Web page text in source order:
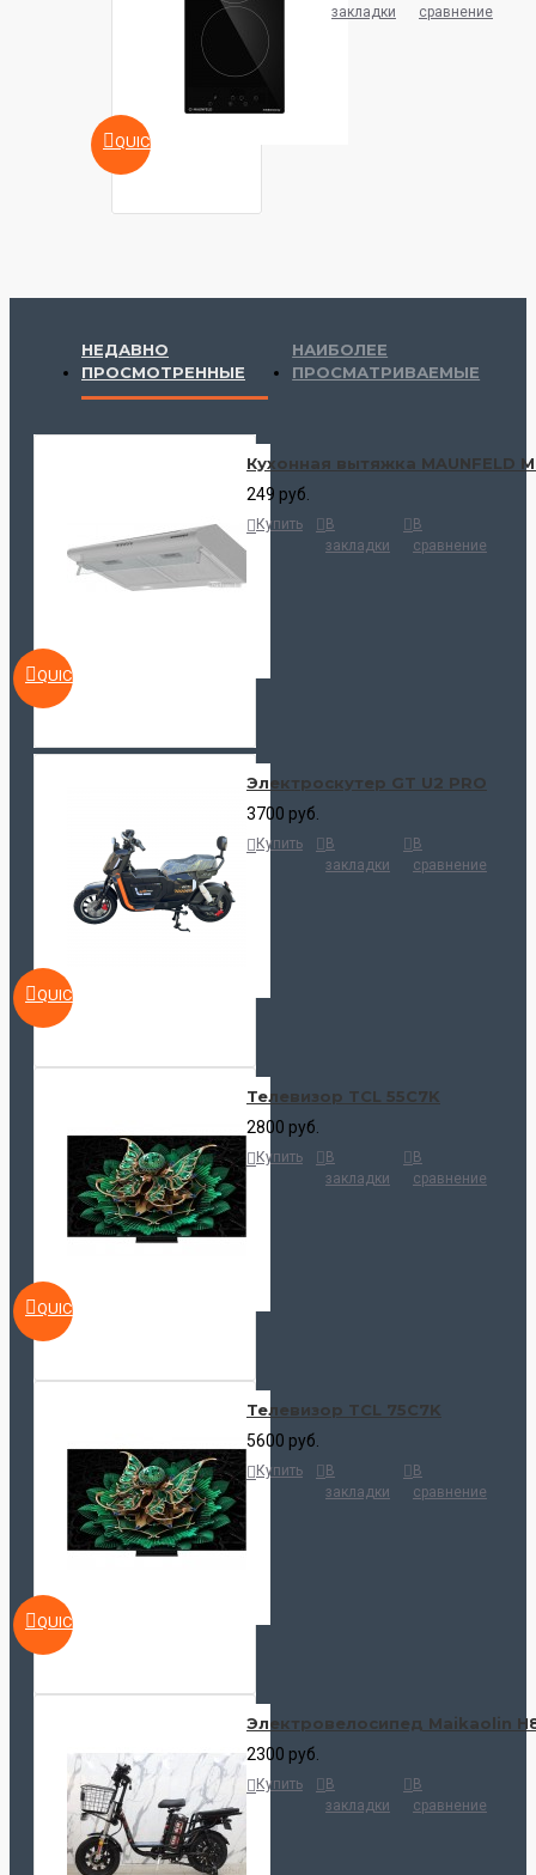
QUICKVIEW
закладки сравнение
НЕДАВНО
ПРОСМОТРЕННЫЕ
НАИБОЛЕЕ
ПРОСМАТРИВАЕМЫЕ
QUICKVIEW
Кухонная вытяжка MAUNFELD
249 руб.
Купить
В
закладки
В
сравнение
QUICKVIEW
Электроскутер GT U2 PRO
3700 руб.
Купить
В
закладки
В
сравнение
QUICKVIEW
Телевизор TCL 55C7K
2800 руб.
Купить
В
закладки
В
сравнение
QUICKVIEW
Телевизор TCL 75C7K
5600 руб.
Купить
В
закладки
В
сравнение
Электровелосипед Maikaolin
2300 руб.
Купить
В
закладки
В
сравнение